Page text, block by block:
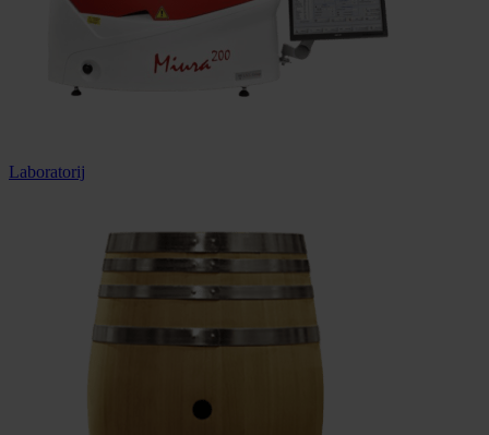
Laboratorij